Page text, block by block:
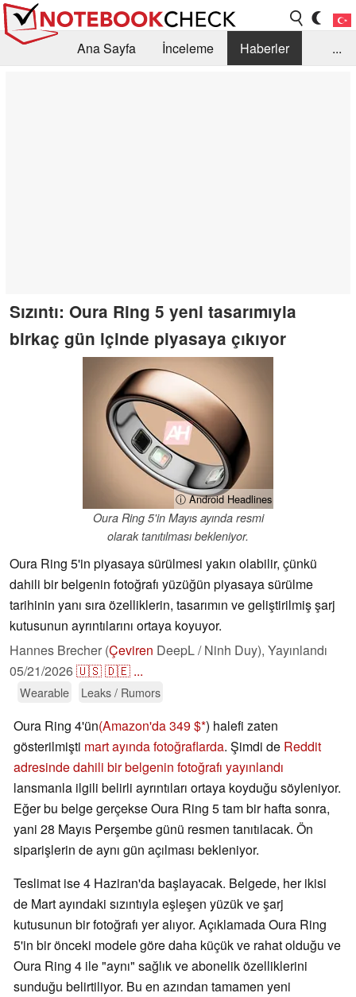
Ana Sayfa İnceleme
Haberler
...
Sızıntı: Oura Ring 5 yeni tasarımıyla
birkaç gün içinde piyasaya çıkıyor
ⓘ Android Headlines
Oura Ring 5'in Mayıs ayında resmi
olarak tanıtılması bekleniyor.
Oura Ring 5'in piyasaya sürülmesi yakın olabilir, çünkü
dahili bir belgenin fotoğrafı yüzüğün piyasaya sürülme
tarihinin yanı sıra özelliklerin, tasarımın ve geliştirilmiş şarj
kutusunun ayrıntılarını ortaya koyuyor.
Hannes Brecher (Çeviren DeepL / Ninh Duy), Yayınlandı
05/21/2026🇺🇸🇩🇪 ...
Wearable Leaks / Rumors
Oura Ring 4'ün(Amazon'da 349 $ ) halefi zaten
gösterilmişti mart ayında fotoğraflarda. Şimdi de Reddit
adresinde dahili bir belgenin fotoğrafı yayınlandı
lansmanla ilgili belirli ayrıntıları ortaya koyduğu söyleniyor.
Eğer bu belge gerçekse Oura Ring 5 tam bir hafta sonra,
yani 28 Mayıs Perşembe günü resmen tanıtılacak. Ön
siparişlerin de aynı gün açılması bekleniyor.
Teslimat ise 4 Haziran'da başlayacak. Belgede, her ikisi
de Mart ayındaki sızıntıyla eşleşen yüzük ve şarj
kutusunun bir fotoğrafı yer alıyor. Açıklamada Oura Ring
5'in bir önceki modele göre daha küçük ve rahat olduğu ve
Oura Ring 4 ile "aynı" sağlık ve abonelik özelliklerini
sunduğu belirtiliyor. Bu en azından tamamen yeni